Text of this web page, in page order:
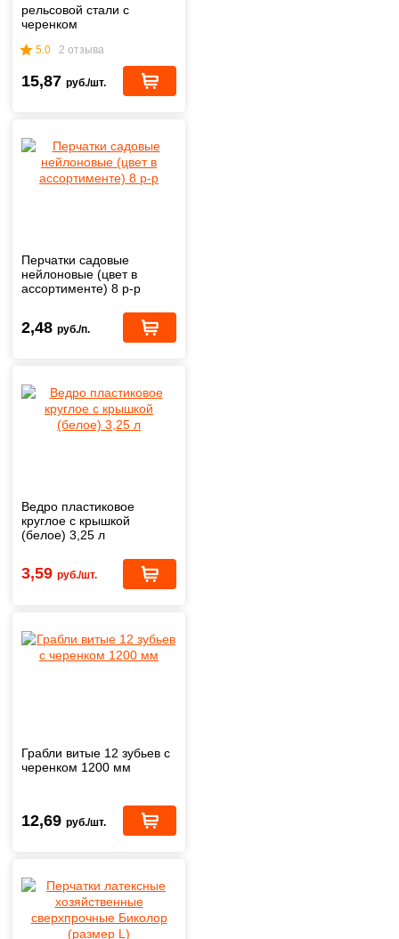
рельсовой стали с
черенком
5.0 2 отзыва
15,87 руб./шт.
Перчатки садовые
нейлоновые (цвет в
ассортименте) 8 р-р
2,48 руб./п.
Ведро пластиковое
круглое с крышкой
(белое) 3,25 л
3,59 руб./шт.
Грабли витые 12 зубьев с
черенком 1200 мм
12,69 руб./шт.